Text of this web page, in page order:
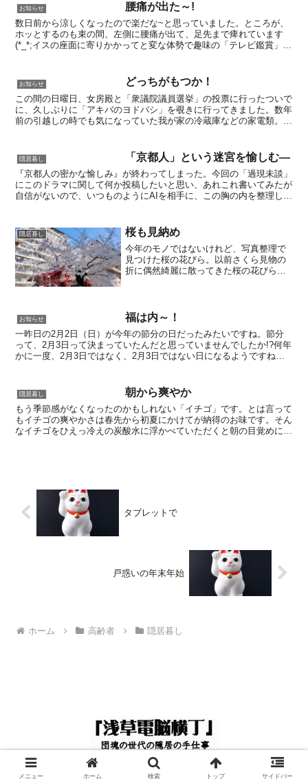
お知らせ 腰痛が出た～!
数日前から涼しくなったので楽だな~と思っていました。ところが、
ホッとするのも束の間、左側に腰痛が出て、足先まで痺れています
(*_*;イスの座面に寄りかかってと変な体勢で趣味の「テレビ鑑賞」し
お知らせ どっちがもつか！
この間の日曜日、女房殿と「衆議院議員選挙」の投票に行ったついで
に、久しぶりに「アキバのヨドバシ」を覗きに行ってきました。数年
前の引越しの時でも気になっていた我が家の冷蔵庫などの家電類。家
隠居暮し 「京都人」という迷宮を愉しむ―
『京都人の密かな愉しみ』が終わってしまった。今回の「過現未談」
にこのドラマに関して何か投稿したいと思い、あれこれ書いてみたが
自信がないので、いつものようにAIを相手に、この胸の内を整理して
隠居暮し 桜も見納め
今年のモノではないけれど、写真整理で
見つけた桜の花びら。以前さくら見物の
折に偶然綺麗に散ってきた桜の花びらを
ものです。"三日見ぬ間の...
お知らせ 福は内～！
一昨日の2月2日（日）が今年の節分の日だったみたいですね。節分
って、2月3日って決まっていたんだと思っていませんでしたか!?何年
かに一度、2月3日ではなく、2月3日ではない日になるようですね。
隠居暮し 朝から爽やか
もう季節感がなくなったのかもしれない「イチゴ」です。とは言って
もイチゴの爽やかさは春先から初夏にかけてが納得のお味です。そん
なイチゴをひえっ冷えの炭酸水に浮かべていただくと朝の目覚めにサ
タブレットで
戸惑いの年末年始
ホーム 高齢者 隠居暮し
© 2024 浅草電脳横丁.
メニュー ホーム 検索 トップ サイドバー